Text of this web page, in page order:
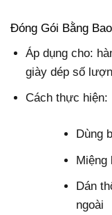
Đóng Gói Bằng
Áp dụng cho:
giày dép số
Cách thực hiện:
Dùng
Miệng
Dán
ngoài